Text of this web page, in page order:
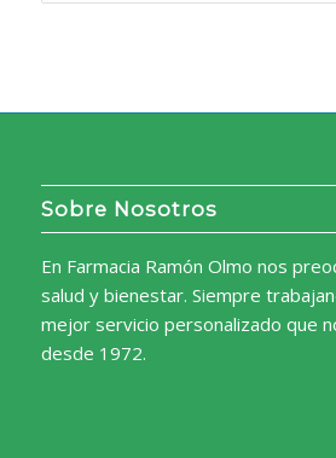
Sobre Nosotros
En Farmacia Ramón Olmo nos
salud y bienestar. Siempre
mejor servicio personalizado que
desde 1972.